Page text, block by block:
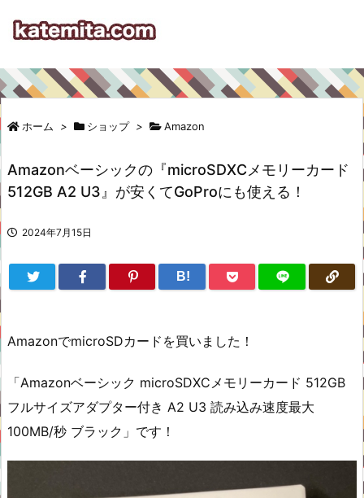
ホーム > ショップ > Amazon
Amazonベーシックの『microSDXCメモリーカード
512GB A2 U3』が安くてGoProにも使える！
2024年7月15日
B!
AmazonでmicroSDカードを買いました！
「Amazonベーシック microSDXCメモリーカード 512GB
フルサイズアダプター付き A2 U3 読み込み速度最大
100MB/秒 ブラック」です！